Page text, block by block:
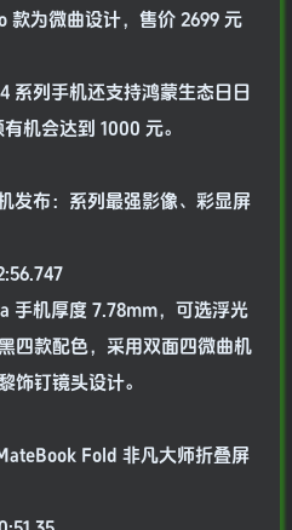
款为微曲设计，售价 2699 元
系列手机还支持鸿蒙生态日日
机会达到 1000 元。
发布：系列最强影像、彩显屏
手机厚度 7.78mm，可选浮光
四款配色，采用双面四微曲机
饰钉镜头设计。
Fold 非凡大师折叠屏